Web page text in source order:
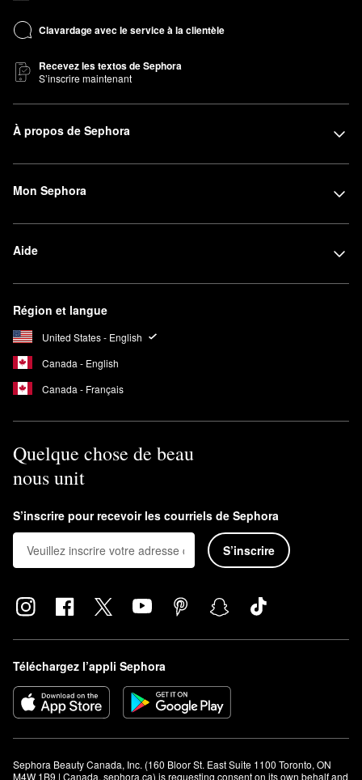
Clavardage avec le service à la clientèle
Recevez les textos de Sephora
S’inscrire maintenant
À propos de Sephora
Mon Sephora
Aide
Région et langue
United States - English
Canada - English
Canada - Français
Quelque chose de beau
nous unit
S’inscrire pour recevoir les courriels de Sephora
S’inscrire
Téléchargez l’appli Sephora
Sephora Beauty Canada, Inc. (160 Bloor St. East Suite 1100 Toronto, ON
M4W 1B9 | Canada, sephora.ca) is requesting consent on its own behalf and